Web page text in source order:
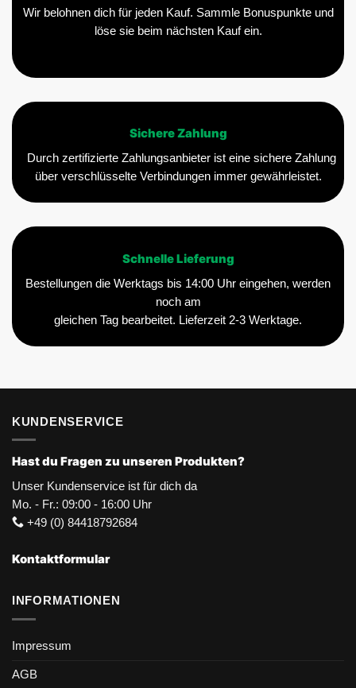
Wir belohnen dich für jeden Kauf. Sammle Bonuspunkte und
löse sie beim nächsten Kauf ein.
Sichere Zahlung
Durch zertifizierte Zahlungsanbieter ist eine sichere Zahlung
über verschlüsselte Verbindungen immer gewährleistet.
Schnelle Lieferung
Bestellungen die Werktags bis 14:00 Uhr eingehen, werden
noch am
gleichen Tag bearbeitet. Lieferzeit 2-3 Werktage.
KUNDENSERVICE
Hast du Fragen zu unseren Produkten?
Unser Kundenservice ist für dich da
Mo. - Fr.: 09:00 - 16:00 Uhr
+49 (0) 84418792684
Kontaktformular
INFORMATIONEN
Impressum
AGB